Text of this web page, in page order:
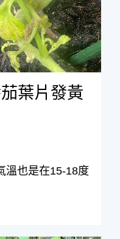
葉片發黃
溫也是在15-18度